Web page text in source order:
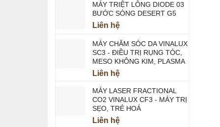
MÁY TRIỆT LÔNG DIODE 03
BƯỚC SÓNG DESERT G5
Liên hệ
MÁY CHĂM SÓC DA VINALUX
SC3 - ĐIỀU TRỊ RỤNG TÓC,
MESO KHÔNG KIM, PLASMA
Liên hệ
MÁY LASER FRACTIONAL
CO2 VINALUX CF3 - MÁY TRỊ
SẸO, TRẺ HOÁ
Liên hệ